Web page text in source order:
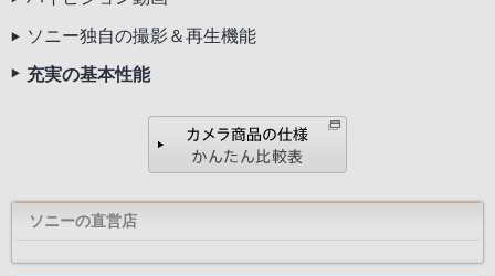
ソニー独自の撮影＆再生機能
充実の基本性能
ソニーの直営店